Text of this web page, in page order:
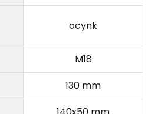
ocynk
M18
130 mm